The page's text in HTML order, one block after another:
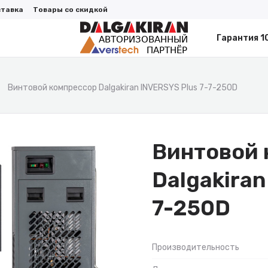
Товары со скидкой
Гарантия
Винтовой компрессор Dalgakiran INVERSYS Plus 7-7-250D
Винтовой
Dalgakiran
7-250D
Производительность